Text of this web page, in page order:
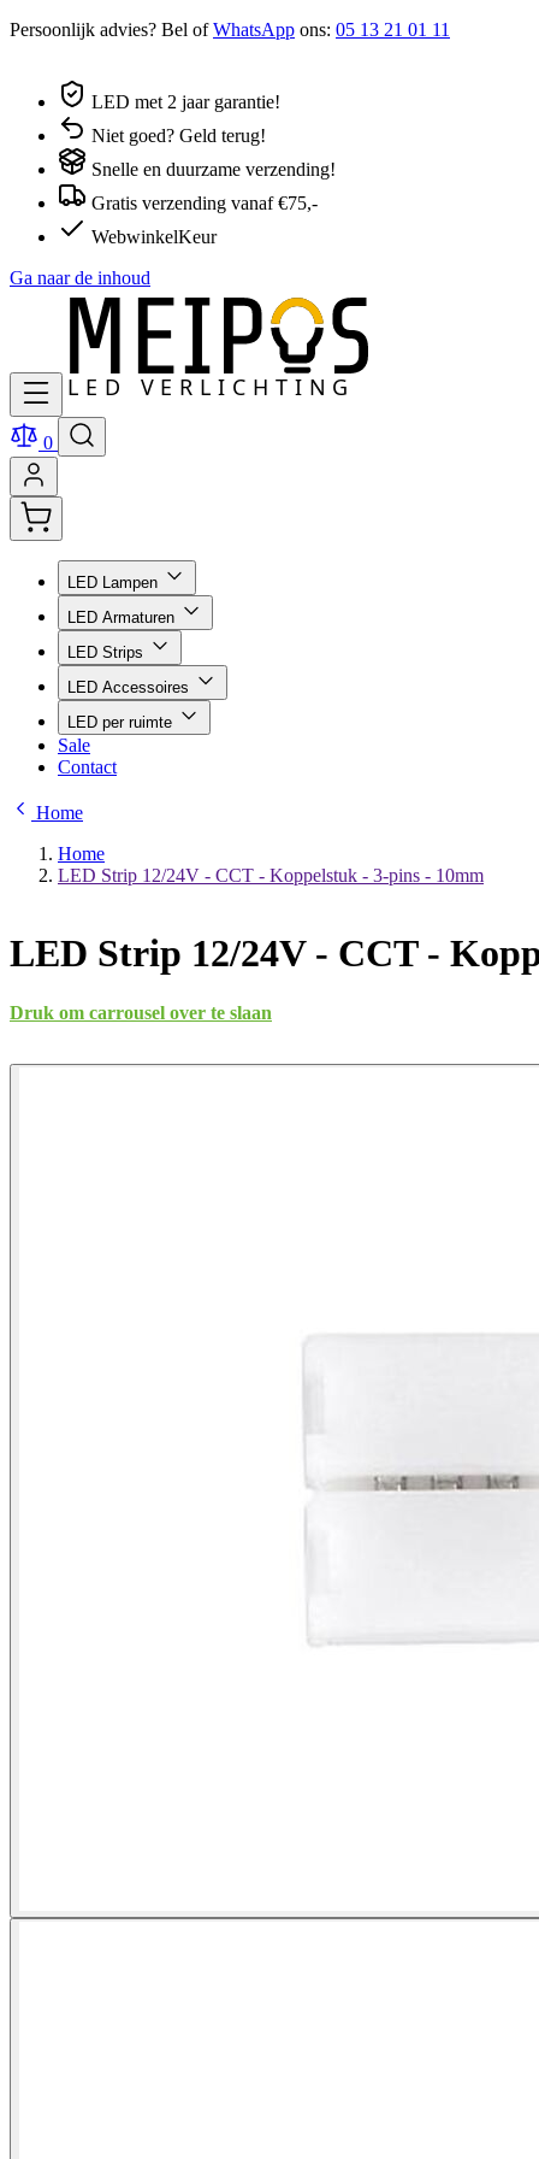
Persoonlijk advies? Bel ofWhatsApp ons: 05 13 21 01 11
LED met 2 jaar garantie!
Niet goed? Geld terug!
Snelle en duurzame verzending!
Gratis verzending vanaf €75,-
WebwinkelKeur
Ga naar de inhoud
0
LED Lampen
LED Armaturen
LED Strips
LED Accessoires
LED per ruimte
Sale
Contact
Home
Home
LED Strip 12/24V - CCT - Koppelstuk - 3-pins - 10mm
LED Strip 12/24V - CCT -
Druk om carrousel over te slaan